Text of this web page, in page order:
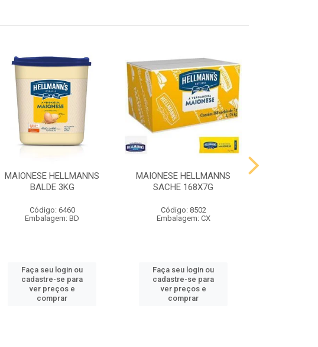
MAIONESE HELLMANNS
BALDE 3KG
Código: 6460
Embalagem: BD
Faça seu login ou
cadastre-se para
ver preços e
comprar
MAIONESE HELLMANNS
SACHE 168X7G
Código: 8502
Embalagem: CX
Faça seu login ou
cadastre-se para
ver preços e
comprar